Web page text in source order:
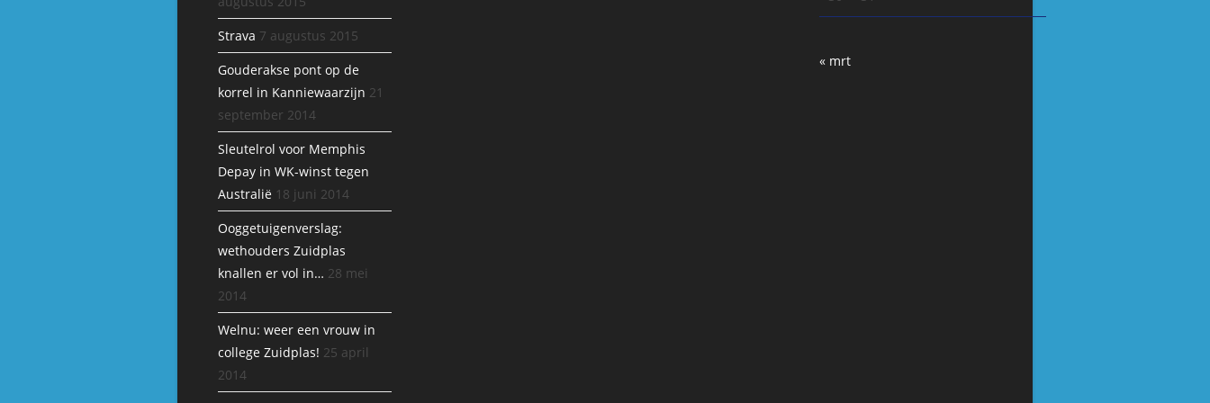
Strava 7 augustus 2015
Gouderakse pont op de
korrel in Kanniewaarzijn 21
september 2014
Sleutelrol voor Memphis
Depay in WK-winst tegen
Australië 18 juni 2014
Ooggetuigenverslag:
wethouders Zuidplas
knallen er vol in… 28 mei
2014
Welnu: weer een vrouw in
college Zuidplas! 25 april
2014
« mrt